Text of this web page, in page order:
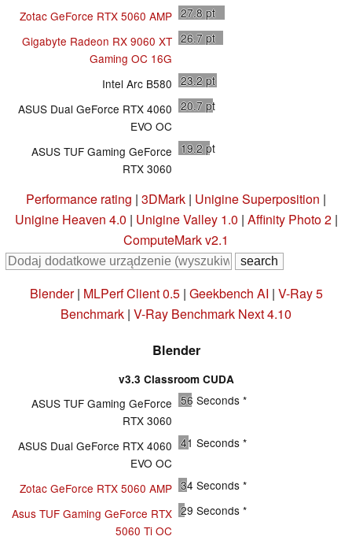
Zotac GeForce RTX 5060 AMP 27.8 pt
Gigabyte Radeon RX 9060 XT
Gaming OC 16G
26.7 pt
Intel Arc B580 23.2 pt
ASUS Dual GeForce RTX 4060
EVO OC
20.7 pt
ASUS TUF Gaming GeForce
RTX 3060
19.2 pt
Performance rating | 3DMark | Unigine Superposition |
Unigine Heaven 4.0 | Unigine Valley 1.0 | Affinity Photo 2|
ComputeMark v2.1
Blender| MLPerf Client 0.5| Geekbench AI | V-Ray 5
Benchmark | V-Ray Benchmark Next 4.10
Blender
v3.3 Classroom CUDA
ASUS TUF Gaming GeForce
RTX 3060
56 Seconds *
ASUS Dual GeForce RTX 4060
EVO OC
41 Seconds *
Zotac GeForce RTX 5060 AMP 34 Seconds *
Asus TUF Gaming GeForce RTX
5060 Ti OC
29 Seconds *